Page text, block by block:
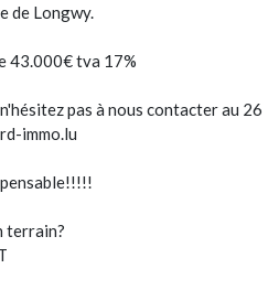
de Longwy.
43.000€ tva 17%
pas à nous contacter au 26
immo.lu
terrain?